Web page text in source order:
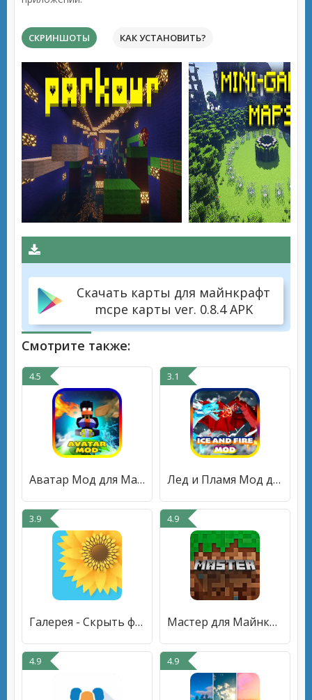
СКРИНШОТЫ КАК УСТАНОВИТЬ?
Скачать карты для майнкрафт
mcpe карты ver. 0.8.4 APK
Смотрите также:
4.5
Аватар Мод для Майнкрафт
3.1
Лед и Пламя Мод для Майнкрафт
3.9
Галерея - Скрыть фото и видео
4.9
Мастер для Майнкрафт ПЕ
4.9 4.9